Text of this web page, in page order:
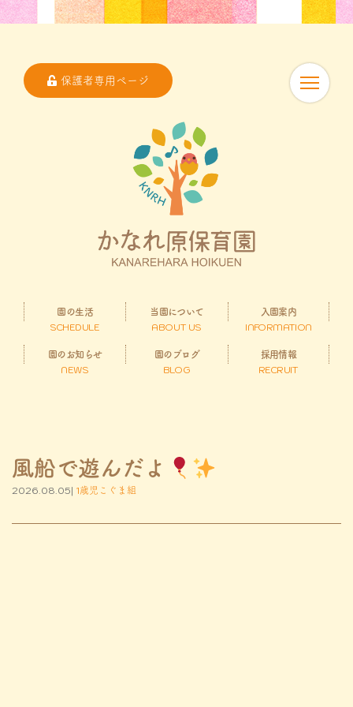
保護者専用ページ
園の生活
SCHEDULE
当園について
ABOUT US
入園案内
INFORMATION
園のお知らせ
NEWS
園のブログ
BLOG
採用情報
RECRUIT
風船で遊んだよ
2026.08.05| 1歳児こぐま組